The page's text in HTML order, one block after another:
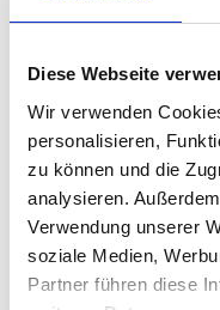
Diese Webseite
Wir verwenden
personalisieren,
zu können und die
analysieren.
Verwendung unserer
soziale Medien,
Partner führen diese
Kluijtmans, die zelf
basisonderwijs,
NT2-docent, ontving
voorgestelde
gekozen voor
het oude